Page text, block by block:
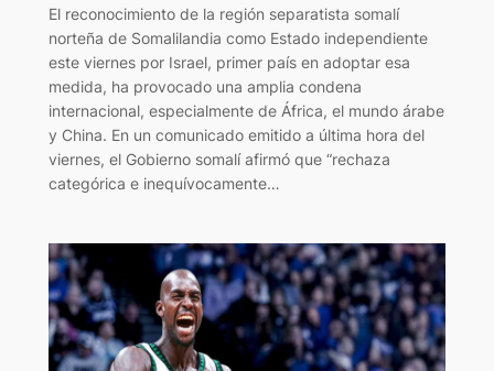
El reconocimiento de la región separatista somalí
norteña de Somalilandia como Estado independiente
este viernes por Israel, primer país en adoptar esa
medida, ha provocado una amplia condena
internacional, especialmente de África, el mundo árabe
y China. En un comunicado emitido a última hora del
viernes, el Gobierno somalí afirmó que “rechaza
categórica e inequívocamente…